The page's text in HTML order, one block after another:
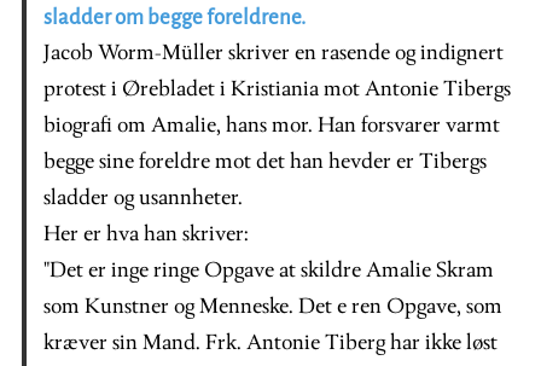
sladder om begge foreldrene.
Jacob Worm-Müller skriver en rasende og indignert
protest i Ørebladet i Kristiania mot Antonie Tibergs
biografi om Amalie, hans mor. Han forsvarer varmt
begge sine foreldre mot det han hevder er Tibergs
sladder og usannheter.
Her er hva han skriver:
"Det er inge ringe Opgave at skildre Amalie Skram
som Kunstner og Menneske. Det e ren Opgave, som
kræver sin Mand. Frk. Antonie Tiberg har ikke løst